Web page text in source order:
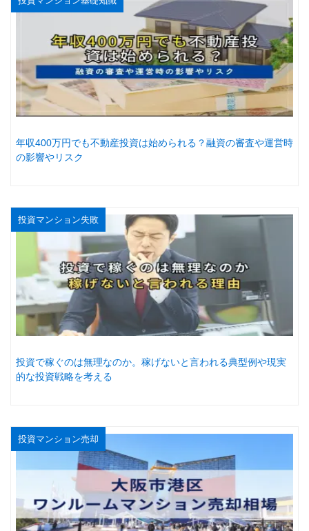
年収400万円でも不動産投資は始められる？融資の審査や運営時
の影響やリスク
投資マンション失敗
投資で稼ぐのは無理なのか。稼げないと言われる典型例や現実
的な投資戦略を考える
投資マンション売却